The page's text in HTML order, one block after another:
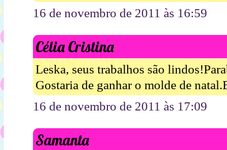
16 de novembro de 2011 às 16:59
Célia Cristina
Leska, seus trabalhos são
Gostaria de ganhar o molde de
16 de novembro de 2011 às 17:09
Samanta